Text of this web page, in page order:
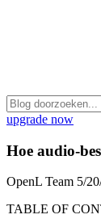
upgrade now
Hoe audio-
OpenL Team 5/
TABLE OF